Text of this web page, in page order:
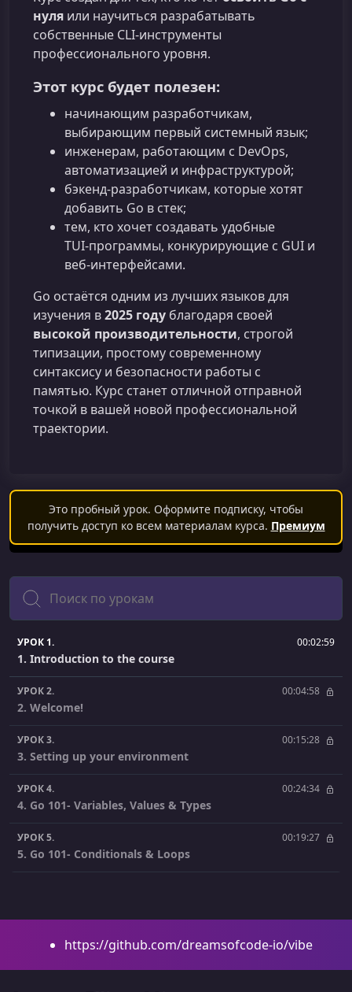
нуля или научиться разрабатывать
собственные CLI-инструменты
профессионального уровня.
Этот курс будет полезен:
начинающим разработчикам,
выбирающим первый системный язык;
инженерам, работающим с DevOps,
автоматизацией и инфраструктурой;
бэкенд‑разработчикам, которые хотят
добавить Go в стек;
тем, кто хочет создавать удобные
TUI‑программы, конкурирующие с GUI и
веб-интерфейсами.
Go остаётся одним из лучших языков для
изучения в2025 году благодаря своей
высокой производительности, строгой
типизации, простому современному
синтаксису и безопасности работы с
памятью. Курс станет отличной отправной
точкой в вашей новой профессиональной
траектории.
Это пробный урок. Оформите подписку, чтобы
получить доступ ко всем материалам курса. Премиум
Поиск
УРОК 1. 00:02:59
1. Introduction to the course
УРОК 2. 00:04:58
2. Welcome!
УРОК 3. 00:15:28
3. Setting up your environment
УРОК 4. 00:24:34
4. Go 101- Variables, Values & Types
УРОК 5. 00:19:27
5. Go 101- Conditionals & Loops
7. Go 101- Packages
https://github.com/dreamsofcode-io/vibe